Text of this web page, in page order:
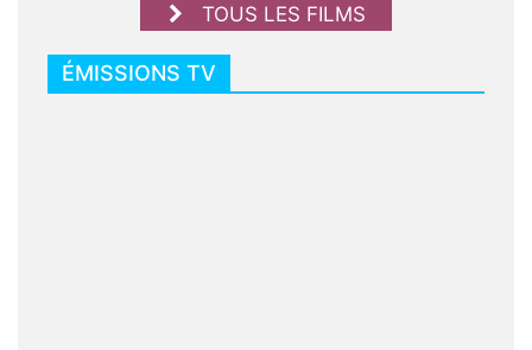
TOUS LES FILMS
ÉMISSIONS TV